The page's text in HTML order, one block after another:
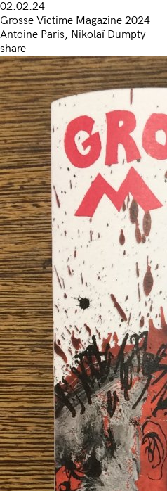
02.02.24
Grosse Victime Magazine 2024
Antoine Paris, Nikolaï Dumpty
share